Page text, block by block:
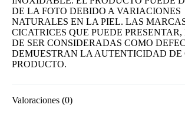
DE LA FOTO DEBIDO A VARIACIONES
NATURALES EN LA PIEL. LAS
CICATRICES QUE PUEDE PRESENTAR,
DE SER CONSIDERADAS COMO
DEMUESTRAN LA AUTENTICIDAD DE
PRODUCTO.
Valoraciones (0)